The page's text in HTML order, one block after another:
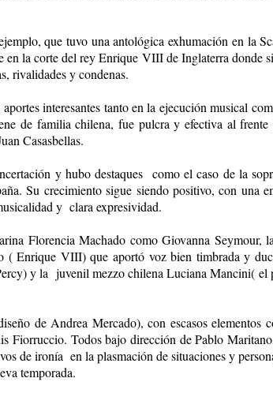
que tuvo una antológica exhumación en la
en la corte del rey Enrique VIII de Inglaterra donde
rivalidades y condenas.
interesantes tanto en la ejecución musical
de familia chilena, fue pulcra y efectiva al
Casasbellas.
y hubo destaques como el caso de la
Su crecimiento sigue siendo positivo, con una
y clara expresividad.
Florencia Machado como Giovanna
( Enrique VIII) que aportó voz bien timbrada y
y la juvenil mezzo chilena Luciana Mancini(
de Andrea Mercado), con escasos elementos
Fiorruccio. Todos bajo dirección de Pablo
de ironía en la plasmación de situaciones y
temporada.